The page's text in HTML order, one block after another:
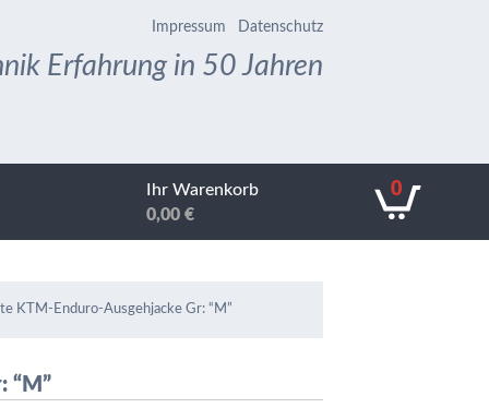
Impressum Datenschutz
Erfahrung in 50 Jahren
Ihr Warenkorb
0,00€
0
KTM-Enduro-Ausgehjacke Gr: “M”
“M”